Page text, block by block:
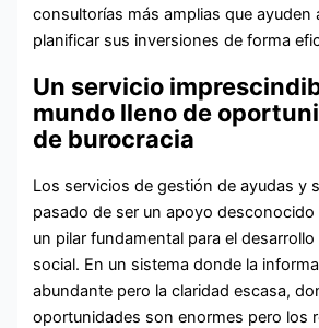
consultorías más amplias que ayuden
planificar sus inversiones de forma
Un servicio
mundo lleno de
de burocracia
Los servicios de gestión de ayudas y
pasado de ser un apoyo desconocido
un pilar fundamental para el
social. En un sistema donde la
abundante pero la claridad escasa,
oportunidades son enormes pero los